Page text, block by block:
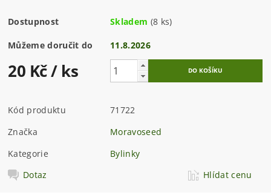
Dostupnost Skladem (8 ks)
Můžeme doručit do 11.8.2026
20 Kč/ ks
Kód produktu
71722
Značka
Moravoseed
Kategorie
Bylinky
Dotaz
Hlídat cenu